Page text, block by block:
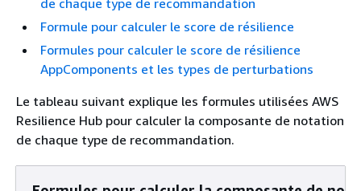
de chaque type de recommandation
Formule pour calculer le score de résilience
Formules pour calculer le score de résilience
AppComponents et les types de perturbations
Le tableau suivant explique les formules utilisées AWS
Resilience Hub pour calculer la composante de notation
de chaque type de recommandation.